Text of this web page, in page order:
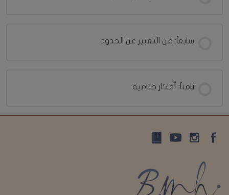
سابعاً: فن التعبير عن الحدود
ثامناً: أفكار ختامية